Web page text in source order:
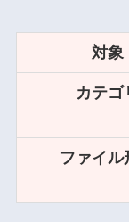
対象
カテゴ
ファイル